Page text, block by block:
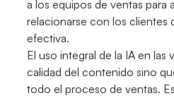
a los equipos de ventas para
relacionarse con los clientes
efectiva.
El uso integral de la IA en las
calidad del contenido sino
todo el proceso de ventas.